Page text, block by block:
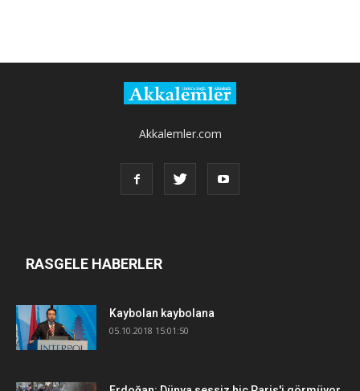
Akkalemler.com
RASGELE HABERLER
Kaybolan kaybolana
05.10.2018 15:01:50